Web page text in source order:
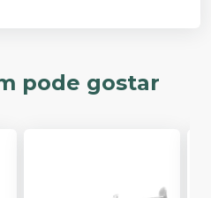
pode gostar